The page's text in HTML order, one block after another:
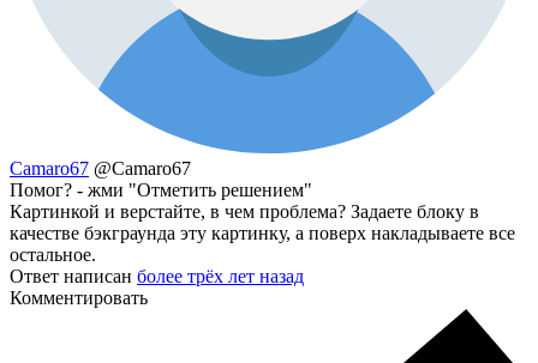
Camaro67 @Camaro67
Помог? - жми "Отметить решением"
Картинкой и верстайте, в чем проблема? Задаете блоку в
качестве бэкграунда эту картинку, а поверх накладываете все
остальное.
Ответ написан более трёх лет назад
Комментировать